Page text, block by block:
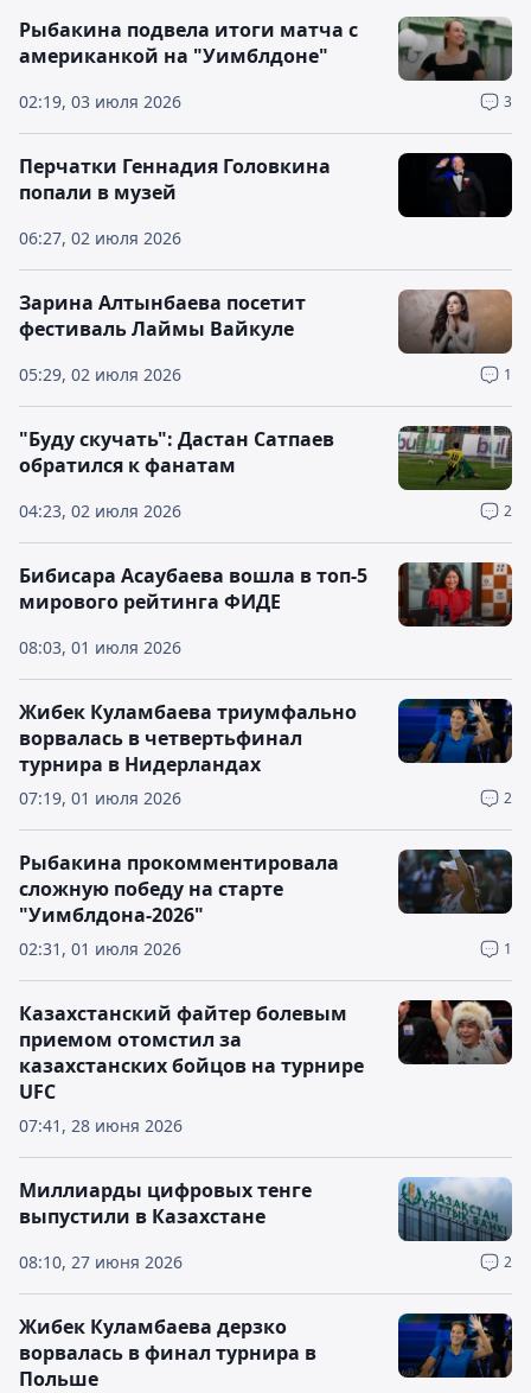
02:19, 03 июля 2026 3
Рыбакина подвела итоги матча с
американкой на "Уимблдоне"
06:27, 02 июля 2026
Перчатки Геннадия Головкина
попали в музей
05:29, 02 июля 2026 1
Зарина Алтынбаева посетит
фестиваль Лаймы Вайкуле
04:23, 02 июля 2026 2
"Буду скучать": Дастан Сатпаев
обратился к фанатам
08:03, 01 июля 2026
Бибисара Асаубаева вошла в топ-5
мирового рейтинга ФИДЕ
07:19, 01 июля 2026 2
Жибек Куламбаева триумфально
ворвалась в четвертьфинал
турнира в Нидерландах
02:31, 01 июля 2026 1
Рыбакина прокомментировала
сложную победу на старте
"Уимблдона-2026"
07:41, 28 июня 2026
Казахстанский файтер болевым
приемом отомстил за
казахстанских бойцов на турнире
UFC
08:10, 27 июня 2026 2
Миллиарды цифровых тенге
выпустили в Казахстане
Жибек Куламбаева дерзко
ворвалась в финал турнира в
Польше